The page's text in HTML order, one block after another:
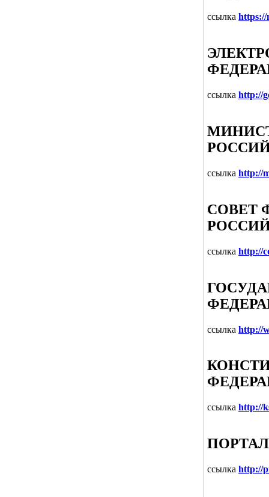
ссылка
ссылка http://
ссылка http://
СОВЕТ
ссылка http://
ссылка http://
ссылка http://
ссылка http://